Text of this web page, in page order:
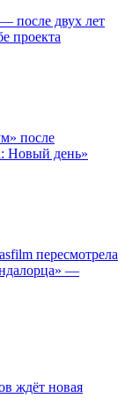
после двух лет
проекта
после
Новый день»
пересмотрела
—
ждёт новая